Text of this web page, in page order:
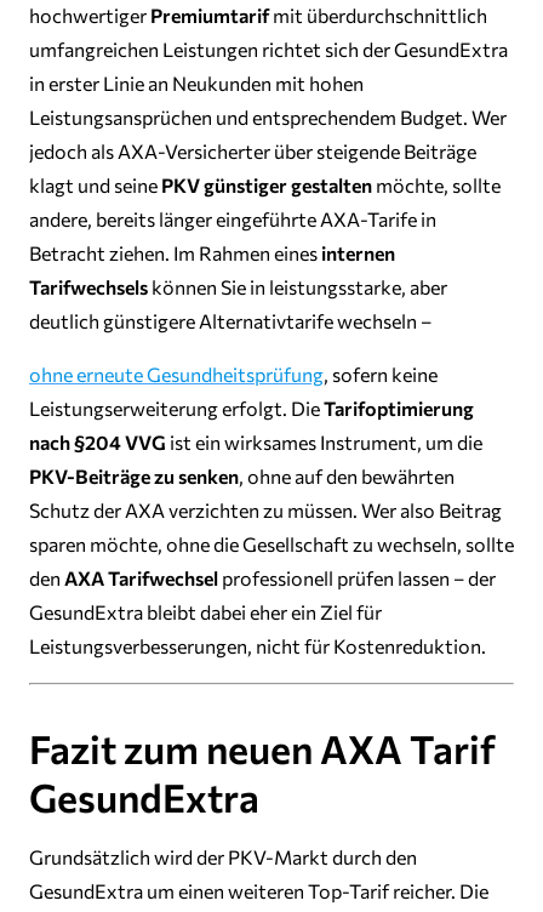
hochwertiger Premiumtarifmit überdurchschnittlich
umfangreichen Leistungen richtet sich der GesundExtra
in erster Linie an Neukunden mit hohen
Leistungsansprüchen und entsprechendem Budget. Wer
jedoch als AXA-Versicherter über steigende Beiträge
klagt und seine PKV günstiger gestalten möchte, sollte
andere, bereits länger eingeführte AXA-Tarife in
Betracht ziehen. Im Rahmen einesinternen
Tarifwechsels können Sie in leistungsstarke, aber
deutlich günstigere Alternativtarife wechseln –
ohne erneute Gesundheitsprüfung, sofern keine
Leistungserweiterung erfolgt. DieTarifoptimierung
nach §204 VVG ist ein wirksames Instrument, um die
PKV-Beiträge zu senken, ohne auf den bewährten
Schutz der AXA verzichten zu müssen. Wer also Beitrag
sparen möchte, ohne die Gesellschaft zu wechseln, sollte
den AXA Tarifwechsel professionell prüfen lassen – der
GesundExtra bleibt dabei eher ein Ziel für
Leistungsverbesserungen, nicht für Kostenreduktion.
Fazit zum neuen AXA Tarif
GesundExtra
Grundsätzlich wird der PKV-Markt durch den
GesundExtra um einen weiteren Top-Tarif reicher. Die